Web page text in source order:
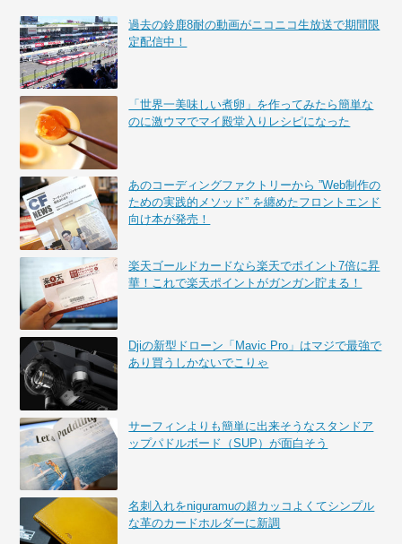
過去の鈴鹿8耐の動画がニコニコ生放送で期間限
定配信中！
「世界一美味しい煮卵」を作ってみたら簡単な
のに激ウマでマイ殿堂入りレシピになった
あのコーディングファクトリーから ”Web制作の
ための実践的メソッド” を纏めたフロントエンド
向け本が発売！
楽天ゴールドカードなら楽天でポイント7倍に昇
華！これで楽天ポイントがガンガン貯まる！
Djiの新型ドローン「Mavic Pro」はマジで最強で
あり買うしかないでこりゃ
サーフィンよりも簡単に出来そうなスタンドア
ップパドルボード（SUP）が面白そう
名刺入れをniguramuの超カッコよくてシンプル
な革のカードホルダーに新調